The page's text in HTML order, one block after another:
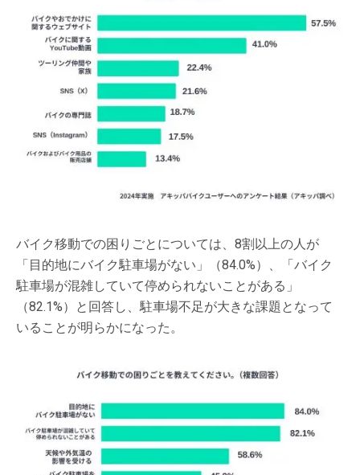
バイク移動での困りごとについては、8割以上の人が
「目的地にバイク駐車場がない」（84.0%）、「バイク
駐車場が混雑していて停められないことがある」
（82.1%）と回答し、駐車場不足が大きな課題となって
いることが明らかになった。